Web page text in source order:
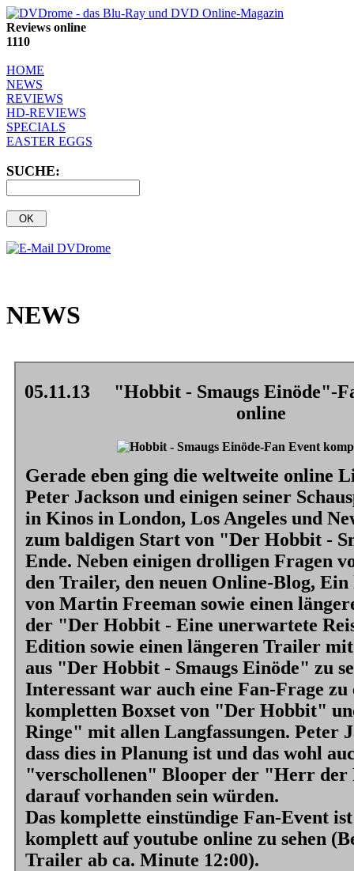
Reviews online
1110
HOME
NEWS
REVIEWS
HD-REVIEWS
SPECIALS
EASTER EGGS
SUCHE:
NEWS
05.11.13"Hobbit - Smaugs Einöde"-
online
Gerade eben ging die weltweite online
Peter Jackson und einigen seiner
in Kinos in London, Los Angeles und
zum baldigen Start von "Der Hobbit -
Ende. Neben einigen drolligen Fragen
den Trailer, den neuen Online-Blog,
von Martin Freeman sowie einen
der "Der Hobbit - Eine unerwartete
Edition sowie einen längeren Trailer mit
aus "Der Hobbit - Smaugs Einöde" zu
Interessant war auch eine Fan-Frage zu
kompletten Boxset von "Der Hobbit"
Ringe" mit allen Langfassungen. Peter
dass dies in Planung ist und das wohl
"verschollenen" Blooper der "Herr der
darauf vorhanden sein würden.
Das komplette einstündige Fan-Event
komplett auf youtube online zu sehen
Trailer ab ca. Minute 12:00).